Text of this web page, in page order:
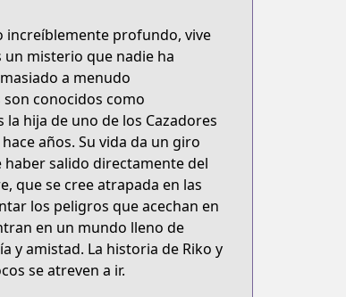
increíblemente profundo, vive
un misterio que nadie ha
a menudo
conocidos como
hija de uno de los Cazadores
años. Su vida da un giro
salido directamente del
que se cree atrapada en las
los peligros que acechan en
en un mundo lleno de
y amistad. La historia de Riko y
se atreven a ir.